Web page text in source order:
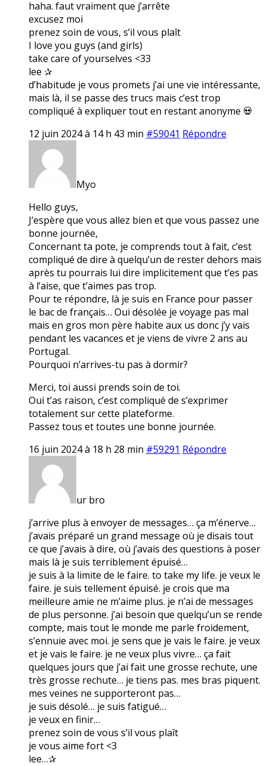
haha. faut vraiment que j’arrête
excusez moi
prenez soin de vous, s’il vous plaît
I love you guys (and girls)
take care of yourselves <33
lee ✰
d’habitude je vous promets j’ai une vie intéressante,
mais là, il se passe des trucs mais c’est trop
compliqué à expliquer tout en restant anonyme 💀
12 juin 2024 à 14 h 43 min #59041 Répondre
Myo
Hello guys,
J’espère que vous allez bien et que vous passez une
bonne journée,
Concernant ta pote, je comprends tout à fait, c’est
compliqué de dire à quelqu’un de rester dehors mais
après tu pourrais lui dire implicitement que t’es pas
à l’aise, que t’aimes pas trop.
Pour te répondre, là je suis en France pour passer
le bac de français… Oui désolée je voyage pas mal
mais en gros mon père habite aux us donc j’y vais
pendant les vacances et je viens de vivre 2 ans au
Portugal.
Pourquoi n’arrives-tu pas à dormir?
Merci, toi aussi prends soin de toi.
Oui t’as raison, c’est compliqué de s’exprimer
totalement sur cette plateforme.
Passez tous et toutes une bonne journée.
16 juin 2024 à 18 h 28 min #59291 Répondre
ur bro
j’arrive plus à envoyer de messages… ça m’énerve…
j’avais préparé un grand message où je disais tout
ce que j’avais à dire, où j’avais des questions à poser
mais là je suis terriblement épuisé…
je suis à la limite de le faire. to take my life. je veux le
faire. je suis tellement épuisé. je crois que ma
meilleure amie ne m’aime plus. je n’ai de messages
de plus personne. j’ai besoin que quelqu’un se rende
compte, mais tout le monde me parle froidement,
s’ennuie avec moi. je sens que je vais le faire. je veux
et je vais le faire. je ne veux plus vivre… ça fait
quelques jours que j’ai fait une grosse rechute, une
très grosse rechute… je tiens pas. mes bras piquent.
mes veines ne supporteront pas…
je suis désolé… je suis fatigué…
je veux en finir…
prenez soin de vous s’il vous plaît
je vous aime fort <3
lee…✰